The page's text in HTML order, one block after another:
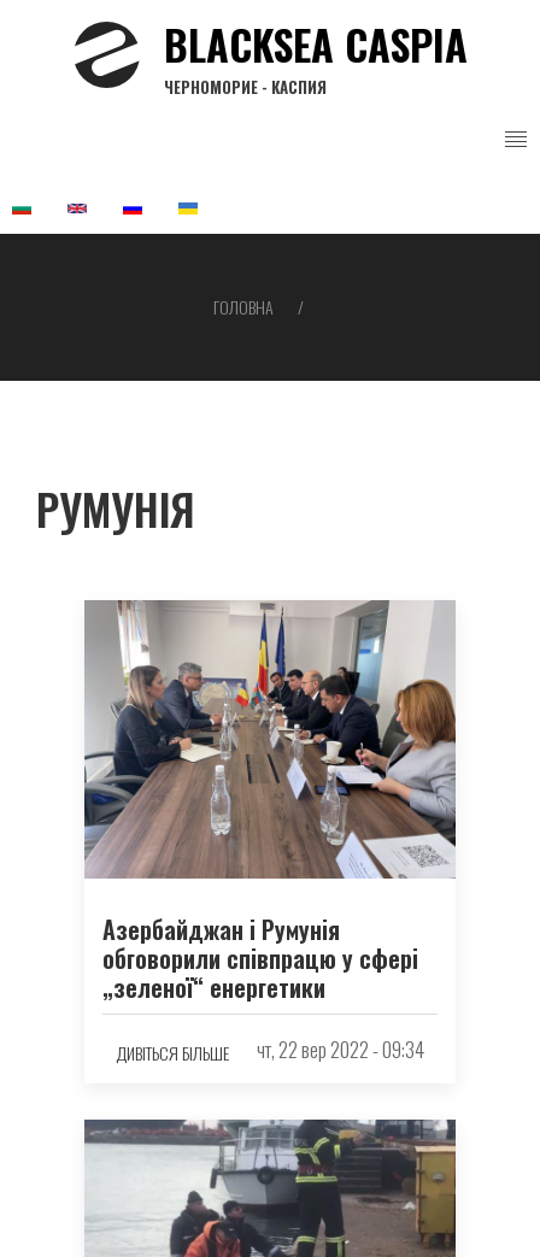
BLACKSEA CASPIA
ЧЕРНОМОРИЕ - КАСПИЯ
навіґації
ГОЛОВНА
РУМУНІЯ
Азербайджан і Румунія
обговорили співпрацю у сфері
„зеленої“ енергетики
ДИВІТЬСЯ БІЛЬШЕ чт, 22 вер 2022 - 09:34